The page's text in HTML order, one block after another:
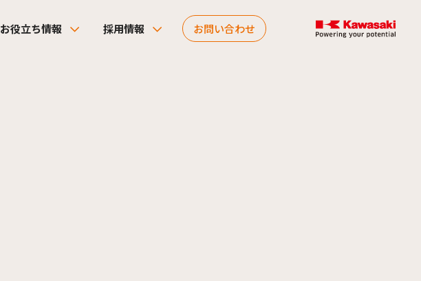
お役立ち情報 採用情報 お問い合わせ